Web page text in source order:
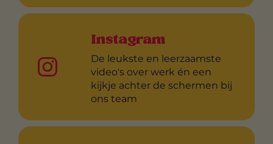
Instagram
De leukste en leerzaamste
video's over werk én een
kijkje achter de schermen bij
ons team